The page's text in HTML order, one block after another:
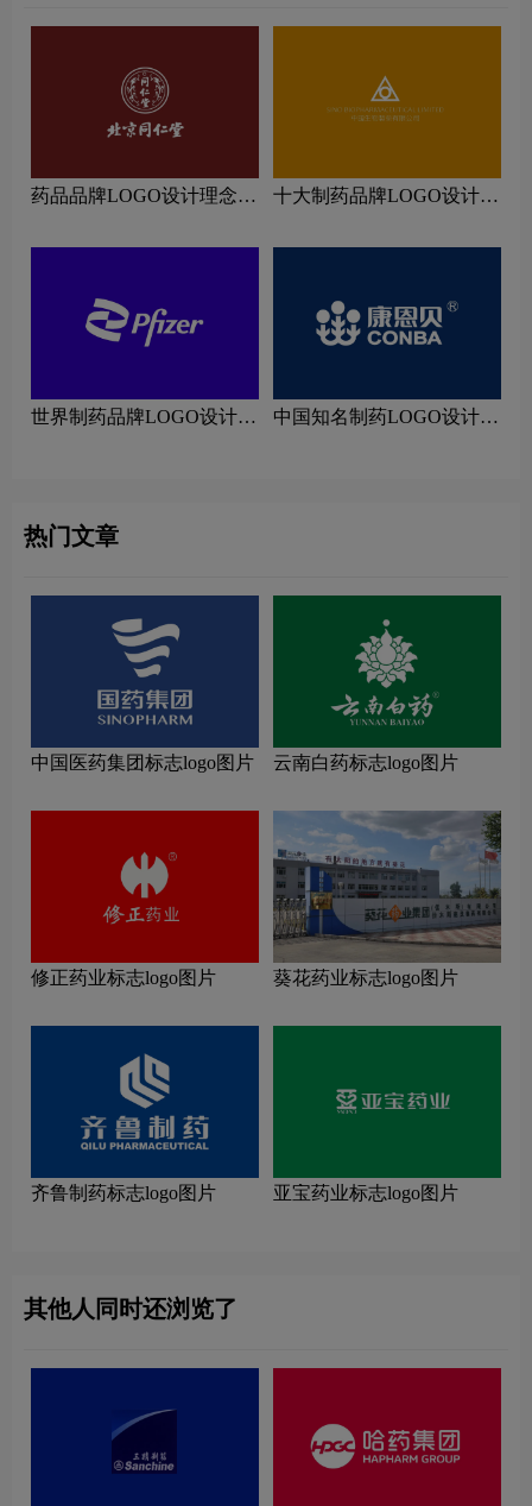
药品品牌LOGO设计理念解
十大制药品牌LOGO设计理
世界制药品牌LOGO设计理
中国知名制药LOGO设计理
热门文章
中国医药集团标志logo图片 云南白药标志logo图片
修正药业标志logo图片 葵花药业标志logo图片
齐鲁制药标志logo图片 亚宝药业标志logo图片
其他人同时还浏览了